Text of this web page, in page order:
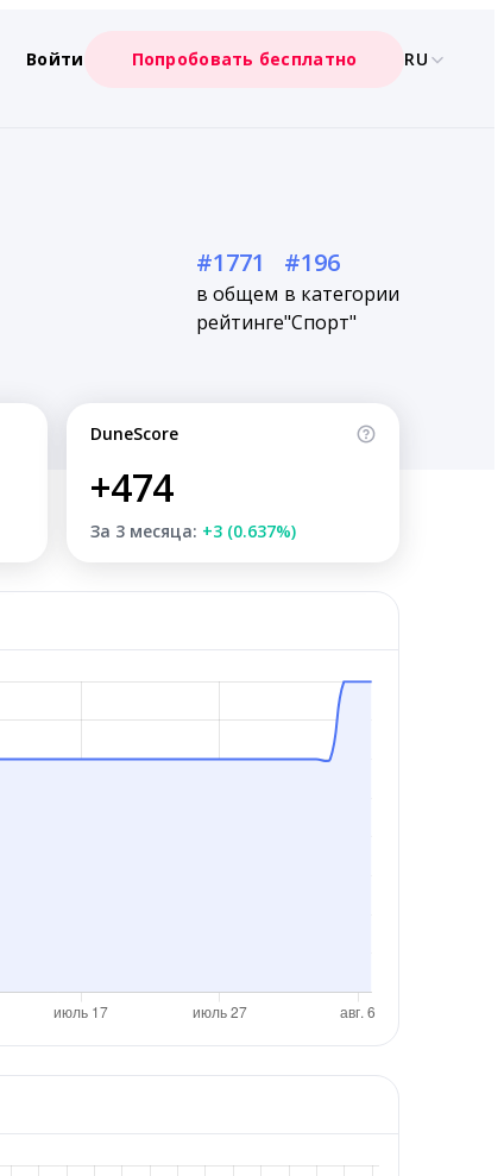
Войти Попробовать бесплатно RU
#1771
в общем
рейтинге
#196
в категории
"Спорт"
DuneScore
+474
За 3 месяца: +3 (0.637%)